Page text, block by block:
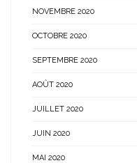
NOVEMBRE 2020
OCTOBRE 2020
SEPTEMBRE 2020
AOÛT 2020
JUILLET 2020
JUIN 2020
MAI 2020